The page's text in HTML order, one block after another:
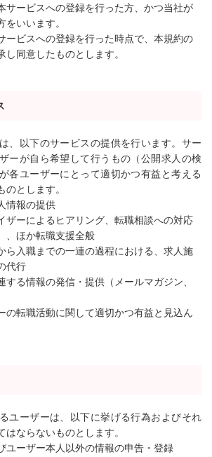
サービスへの登録を行った方、かつ当社が
をいいます。
ービスへの登録を行った時点で、本規約の
し同意したものとします。
、以下のサービスの提供を行います。サー
ーが自ら希望して行うもの（公開求人の検
各ユーザーにとって適切かつ有益と考える
のとします。
情報の提供
ザーによるヒアリング、転職相談への対応
、ほか転職支援全般
ら入職までの一連の過程における、求人施
代行
する情報の発信・提供（メールマガジン、
の転職活動に関して適切かつ有益と見込ん
ユーザーは、以下に挙げる行為およびそれ
はならないものとします。
ユーザー本人以外の情報の申告・登録